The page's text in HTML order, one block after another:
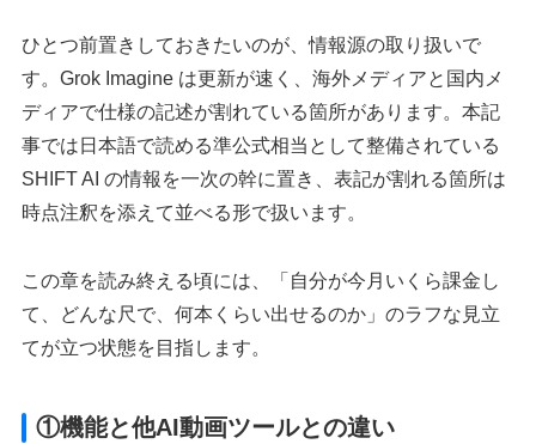
ひとつ前置きしておきたいのが、情報源の取り扱いで
す。Grok Imagine は更新が速く、海外メディアと国内メ
ディアで仕様の記述が割れている箇所があります。本記
事では日本語で読める準公式相当として整備されている
SHIFT AI の情報を一次の幹に置き、表記が割れる箇所は
時点注釈を添えて並べる形で扱います。
この章を読み終える頃には、「自分が今月いくら課金し
て、どんな尺で、何本くらい出せるのか」のラフな見立
てが立つ状態を目指します。
①機能と他AI動画ツールとの違い